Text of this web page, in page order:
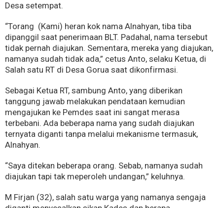
Desa setempat.
“Torang (Kami) heran kok nama Alnahyan, tiba tiba
dipanggil saat penerimaan BLT. Padahal, nama tersebut
tidak pernah diajukan. Sementara, mereka yang diajukan,
namanya sudah tidak ada,” cetus Anto, selaku Ketua, di
Salah satu RT di Desa Gorua saat dikonfirmasi.
Sebagai Ketua RT, sambung Anto, yang diberikan
tanggung jawab melakukan pendataan kemudian
mengajukan ke Pemdes saat ini sangat merasa
terbebani. Ada beberapa nama yang sudah diajukan
ternyata diganti tanpa melalui mekanisme termasuk,
Alnahyan.
“Saya ditekan beberapa orang. Sebab, namanya sudah
diajukan tapi tak meperoleh undangan,” keluhnya.
M Firjan (32), salah satu warga yang namanya sengaja